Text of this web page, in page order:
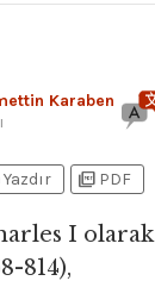
Karaben
Yazdır picture_as_pdf PDF
I olarak
814),